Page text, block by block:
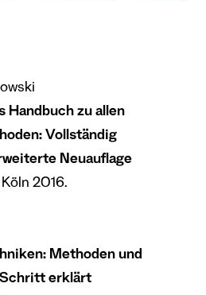
Handbuch zu allen
Vollständig
Neuauflage
2016.
Methoden und
erklärt